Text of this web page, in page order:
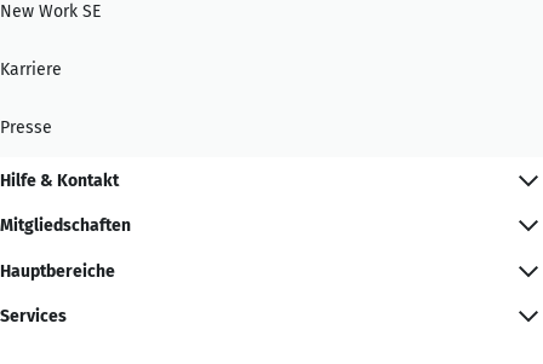
New Work SE
Karriere
Presse
Hilfe & Kontakt
Mitgliedschaften
Hauptbereiche
Services